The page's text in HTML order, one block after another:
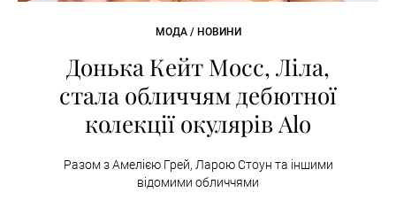
МОДА / НОВИНИ
Донька Кейт Мосс, Ліла,
стала обличчям дебютної
колекції окулярів Alo
Разом з Амелією Грей, Ларою Стоун та іншими
відомими обличчями